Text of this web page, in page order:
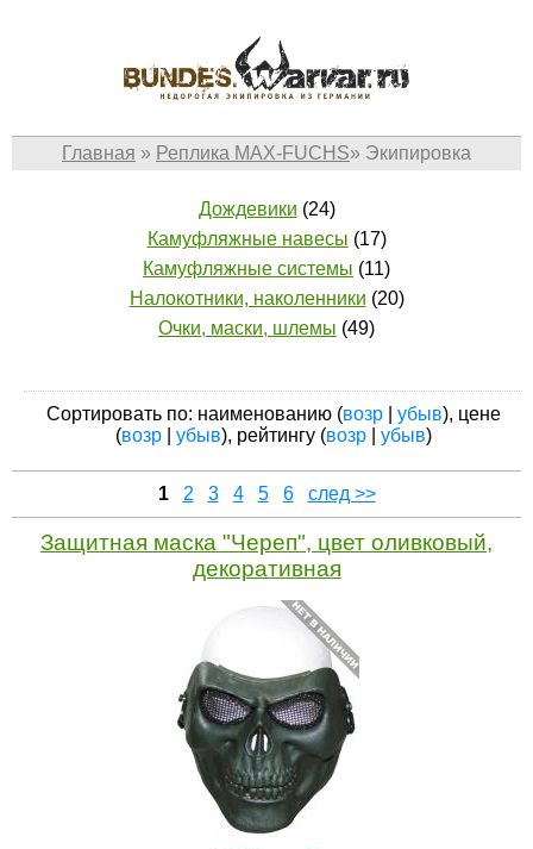
Главная » Реплика MAX-FUCHS» Экипировка
Дождевики (24)
Камуфляжные навесы (17)
Камуфляжные системы (11)
Налокотники, наколенники (20)
Очки, маски, шлемы (49)
Сортировать по: наименованию (возр| убыв), цене
(возр| убыв), рейтингу (возр| убыв)
1 2 3 4 5 6 след >>
Защитная маска "Череп", цвет оливковый,
декоративная